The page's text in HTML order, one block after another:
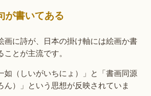
が書いてある
画に詩が、日本の掛け軸には絵画か書
とが主流です。
如（しいがいちにょ）」と「書画同源
ん）」という思想が反映されていま